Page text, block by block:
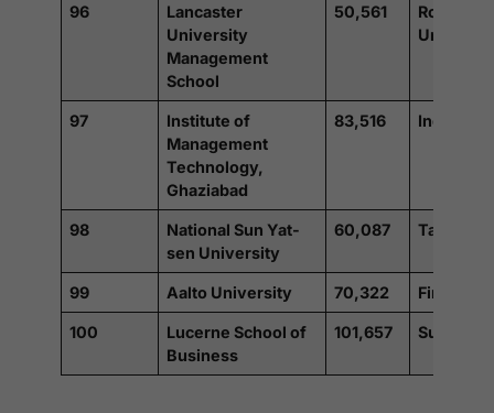
96
Lancaster
University
Management
School
50,561
Uni
97
Institute of
Management
Technology,
Ghaziabad
83,516 Inde
98
National Sun Yat-
sen University
60,087 Taiwan
99 Aalto University 70,322 Finlande
100
Lucerne School of
Business
101,657 Suisse